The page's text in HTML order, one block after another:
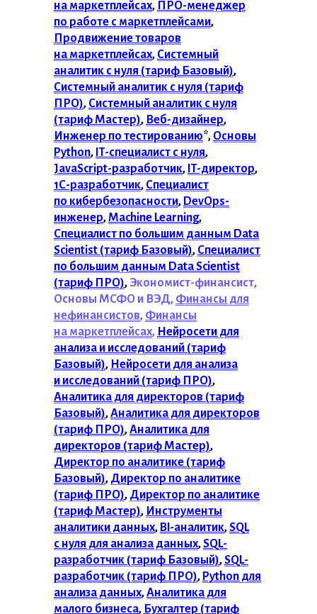
на маркетплейсах, ПРО-менеджер
по работе с маркетплейсами,
Продвижение товаров
на маркетплейсах, Системный
аналитик с нуля (тариф Базовый),
Системный аналитик с нуля (тариф
ПРО), Системный аналитик с нуля
(тариф Мастер), Веб-дизайнер,
Инженер по тестированию*, Основы
Python, IT-специалист с нуля,
JavaScript-разработчик, IT-директор,
1С-разработчик, Специалист
по кибербезопасности, DevOps-
инженер,Machine Learning,
Специалист по большим данным Data
Scientist (тариф Базовый), Специалист
по большим данным Data Scientist
(тариф ПРО), Экономист-финансист,
Основы МСФО и ВЭД, Финансы для
нефинансистов, Финансы
на маркетплейсах, Нейросети для
анализа и исследований (тариф
Базовый), Нейросети для анализа
и исследований (тариф ПРО),
Аналитика для директоров (тариф
Базовый),Аналитика для директоров
(тариф ПРО),Аналитика для
директоров (тариф Мастер),
Директор по аналитике (тариф
Базовый), Директор по аналитике
(тариф ПРО), Директор по аналитике
(тариф Мастер), Инструменты
аналитики данных, BI-аналитик,SQL
с нуля для анализа данных,SQL-
разработчик (тариф Базовый),SQL-
разработчик (тариф ПРО), Python для
анализа данных,Аналитика для
малого бизнеса, Бухгалтер (тариф